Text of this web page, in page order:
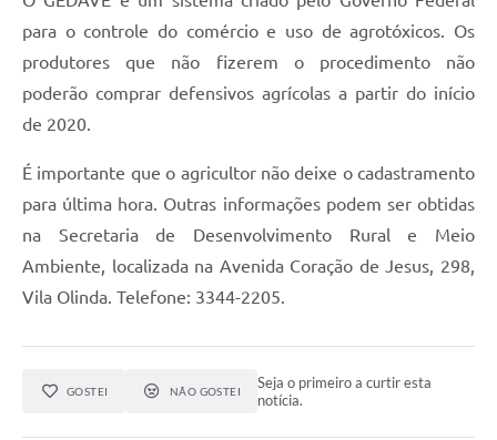
para o controle do comércio e uso de agrotóxicos. Os
produtores que não fizerem o procedimento não
poderão comprar defensivos agrícolas a partir do início
de 2020.
É importante que o agricultor não deixe o cadastramento
para última hora. Outras informações podem ser obtidas
na Secretaria de Desenvolvimento Rural e Meio
Ambiente, localizada na Avenida Coração de Jesus, 298,
Vila Olinda. Telefone: 3344-2205.
GOSTEI NÃO GOSTEI
Seja o primeiro a curtir esta
notícia.